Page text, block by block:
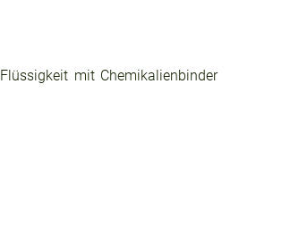
mit Chemikalienbinder